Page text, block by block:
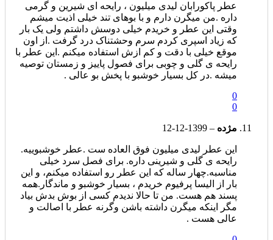
عطر پاکورابان لیدی میلیون ، رایحه ای شیرین و گرمی
داره .من میگرن دارم و با بوهای تند خیلی اذیت میشم
وقتی این عطر و خریدم خیلی دوسش داشتم ولی یک بار
که زیاد اسپری کردم سرم وحشتناک درد گرفت .از اون
موقع خیلی با دقت و کم ازش استفاده میکنم .این عطر با
رایحه ی گلی و چوبی برای فصول پاییز و زمستان توصیه
میشه .در کل بسیار خوشبو با پخش بو عالی .
0
0
مژده –
1399-12-12
این عطر لیدی میلیون فوق العاده ست .عطر خوشبوییه.
رایحه ی گلی و شیرینی داره. برای فصل سرد خیلی
مناسبه.چهار ساله که این عطر رو استفاده میکنم، و این
بار از الیسا پرفیوم خریدم ، بسیار خوشبو و ماندگار.همه
پسند هم هست. من تا حالا ندیدم کسی از بوش بدش بیاد
مگر اینکه میگرن داشته باشن وگرنه عطر با اصالت و
عالی هست .